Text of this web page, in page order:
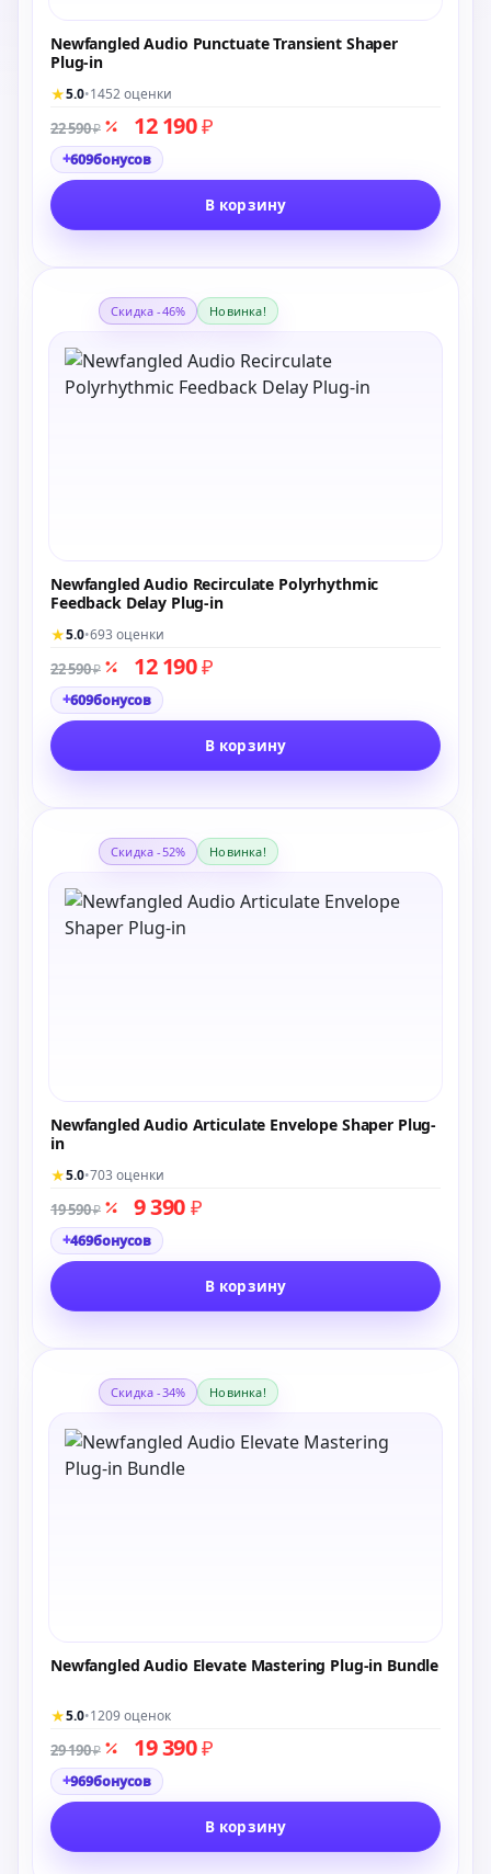
Newfangled Audio Punctuate Transient Shaper
Plug-in
★5.0•1452 оценки
22 590₽ 12 190₽
+609бонусов
В корзину
Скидка -46% Новинка!
Newfangled Audio Recirculate Polyrhythmic
Feedback Delay Plug-in
★5.0•693 оценки
22 590₽ 12 190₽
+609бонусов
В корзину
Скидка -52% Новинка!
Newfangled Audio Articulate Envelope Shaper Plug-
in
★5.0•703 оценки
19 590₽ 9 390 ₽
+469бонусов
В корзину
Скидка -34% Новинка!
Newfangled Audio Elevate Mastering Plug-in Bundle
★5.0•1209 оценок
29 190₽ 19 390₽
+969бонусов
В корзину